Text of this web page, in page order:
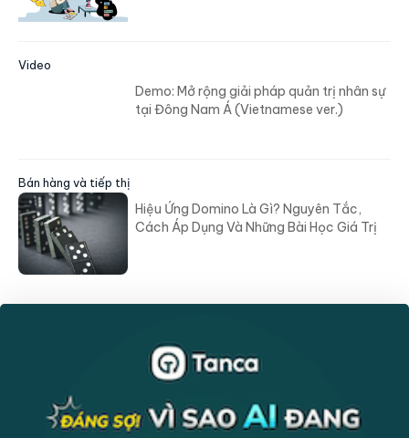
Video
Demo: Mở rộng giải pháp quản trị nhân sự
tại Đông Nam Á (Vietnamese ver.)
Cách Áp Dụng Và Những Bài Học Giá Trị